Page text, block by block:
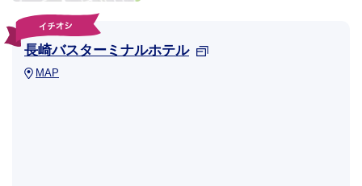
長崎バスターミナルホテル
MAP